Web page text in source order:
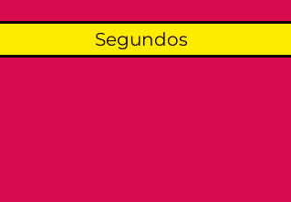
Segundos